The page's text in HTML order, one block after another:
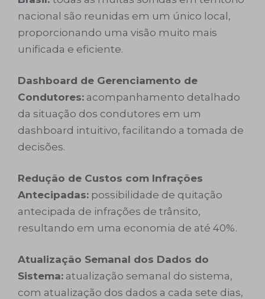
nacional são reunidas em um único local,
proporcionando uma visão muito mais
unificada e eficiente.
Dashboard de Gerenciamento de
Condutores: acompanhamento detalhado
da situação dos condutores em um
dashboard intuitivo, facilitando a tomada de
decisões.
Redução de Custos com Infrações
Antecipadas: possibilidade de quitação
antecipada de infrações de trânsito,
resultando em uma economia de até 40%.
Atualização Semanal dos Dados do
Sistema: atualização semanal do sistema,
com atualização dos dados a cada sete dias,